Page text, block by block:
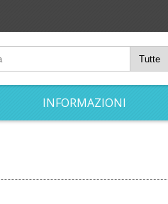
INFORMAZIONI